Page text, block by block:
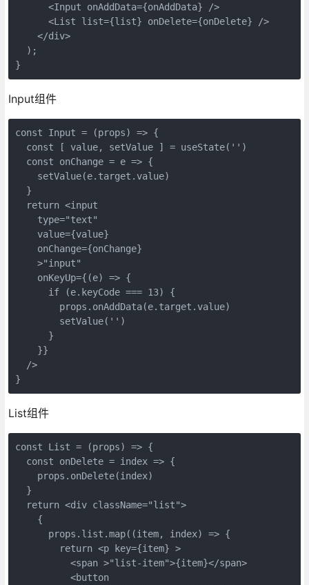
      <Input onAddData={onAddData} />
      <List list={list} onDelete={onDelete} />
    </div>
  );
}
Input组件
const Input = (props) => {
  const [ value, setValue ] = useState('')
  const onChange = e => {
    setValue(e.target.value)
  }
  return <input
    type="text"
    value={value}
    onChange={onChange}
    >"input"
    onKeyUp={(e) => {
      if (e.keyCode === 13) {
        props.onAddData(e.target.value)
        setValue('')
      }
    }}
  />
}
List组件
const List = (props) => {
  const onDelete = index => {
    props.onDelete(index)
  }
  return <div className="list">
    {
      props.list.map((item, index) => {
        return <p key={item} >
          <span >"list-item">{item}</span>
          <button